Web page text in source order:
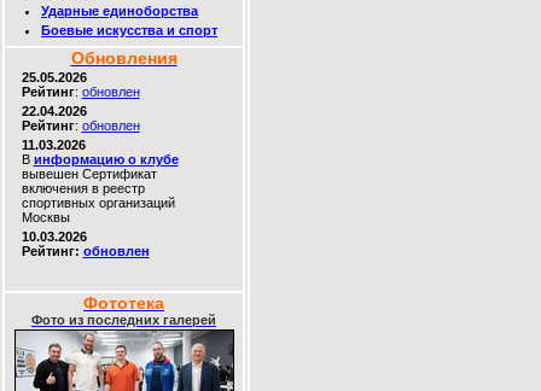
Ударные единоборства
Боевые искусства и спорт
Обновления
25.05.2026
Рейтинг: обновлен
22.04.2026
Рейтинг: обновлен
11.03.2026
В информацию о клубе
вывешен Сертификат
включения в реестр
спортивных организаций
Москвы
10.03.2026
Рейтинг: обновлен
Фототека
Фото из последних галерей